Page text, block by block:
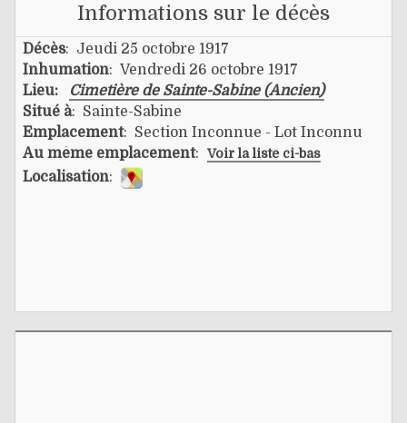
Informations sur le décès
Décès: Jeudi 25 octobre 1917
Inhumation: Vendredi 26 octobre 1917
Lieu:
Cimetière de Sainte-Sabine (Ancien)
Situé à: Sainte-Sabine
Emplacement: Section Inconnue - Lot Inconnu
Au même emplacement: Voir la liste ci-bas
Localisation: